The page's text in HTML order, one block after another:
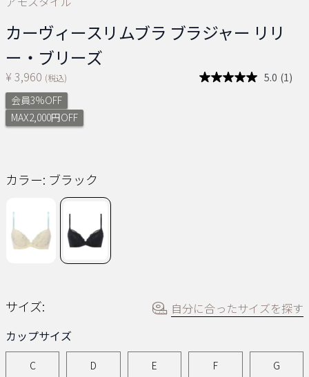
カーヴィースリムブラ ブラジャー リリ
ー・ブリーズ
¥ 3,960 (税込) 5.0 レ
(1)
会員3%OFF
MAX2,000円OFF
カラー: ブラック
サイズ:
自分に合ったサイズを探す
カップサイズ
C D E F G